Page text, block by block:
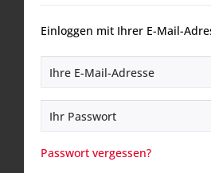
Einloggen mit Ihrer E-Mail-
Passwort vergessen?